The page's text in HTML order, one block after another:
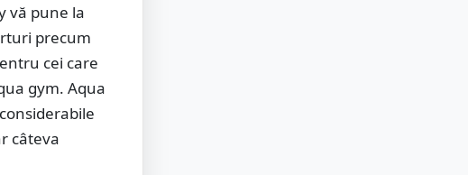
vă pune la
precum
cei care
gym. Aqua
câteva